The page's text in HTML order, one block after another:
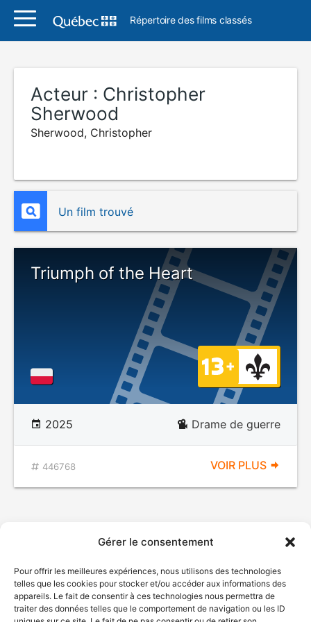
Gérer le consentement
Pour offrir les meilleures expériences, nous utilisons des technologies
telles que les cookies pour stocker et/ou accéder aux informations des
appareils. Le fait de consentir à ces technologies nous permettra de
traiter des données telles que le comportement de navigation ou les ID
Répertoire des films classés
Acteur : Christopher
Sherwood
Sherwood, Christopher
Un film trouvé
Triumph of the Heart
2025 Drame de guerre
446768 VOIR PLUS